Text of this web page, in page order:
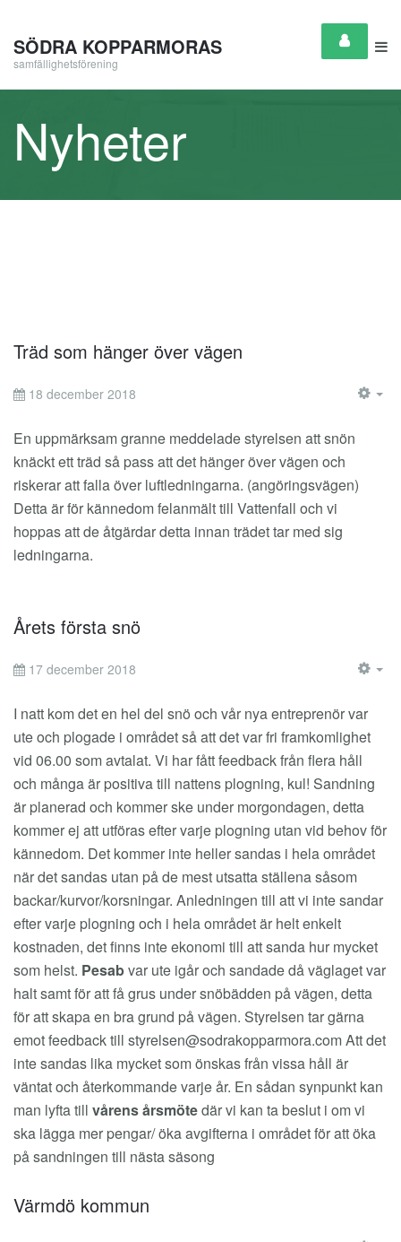
SÖDRA KOPPARMORAS
samfällighetsförening
Nyheter
Träd som hänger över vägen
18 december 2018
En uppmärksam granne meddelade styrelsen att snön
knäckt ett träd så pass att det hänger över vägen och
riskerar att falla över luftledningarna. (angöringsvägen)
Detta är för kännedom felanmält till Vattenfall och vi
hoppas att de åtgärdar detta innan trädet tar med sig
ledningarna.
Årets första snö
17 december 2018
I natt kom det en hel del snö och vår nya entreprenör var
ute och plogade i området så att det var fri framkomlighet
vid 06.00 som avtalat. Vi har fått feedback från flera håll
och många är positiva till nattens plogning, kul! Sandning
är planerad och kommer ske under morgondagen, detta
kommer ej att utföras efter varje plogning utan vid behov för
kännedom. Det kommer inte heller sandas i hela området
när det sandas utan på de mest utsatta ställena såsom
backar/kurvor/korsningar. Anledningen till att vi inte sandar
efter varje plogning och i hela området är helt enkelt
kostnaden, det finns inte ekonomi till att sanda hur mycket
som helst. Pesabvar ute igår och sandade då väglaget var
halt samt för att få grus under snöbädden på vägen, detta
för att skapa en bra grund på vägen. Styrelsen tar gärna
emot feedback till styrelsen@sodrakopparmora.comAtt det
inte sandas lika mycket som önskas från vissa håll är
väntat och återkommande varje år. En sådan synpunkt kan
man lyfta till vårens årsmötedär vi kan ta beslut i om vi
ska lägga mer pengar/ öka avgifterna i området för att öka
på sandningen till nästa säsong
Värmdö kommun